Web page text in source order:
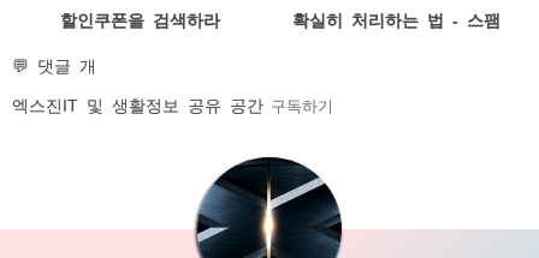
할인쿠폰을 검색하라
확실히 처리하는 법 - 스팸
💬 댓글 개
엑스진 IT 및 생활정보 공유 공간 구독하기